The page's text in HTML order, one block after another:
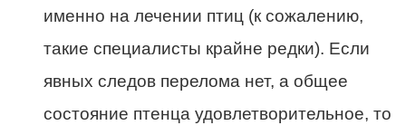
именно на лечении птиц (к сожалению,
такие специалисты крайне редки). Если
явных следов перелома нет, а общее
состояние птенца удовлетворительное, то